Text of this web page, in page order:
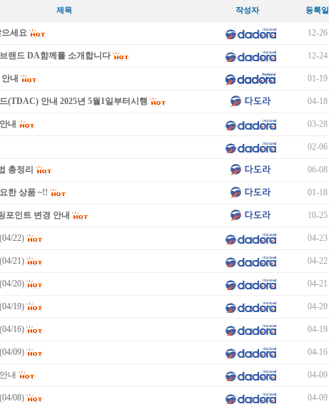
제목 작성자 등록일
으세요 12-26
랜드 DA함께를 소개합니다 12-24
내 01-19
(TDAC) 안내 2025년 5월1일부터시행 04-18
내 03-28
02-06
총정리 06-08
한 상품 ~!! 01-18
포인트 변경 안내 10-25
22) 04-23
21) 04-22
20) 04-21
19) 04-20
16) 04-19
09) 04-16
내 04-09
08) 04-09